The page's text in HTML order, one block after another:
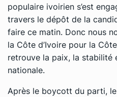
populaire ivoirien s’est
travers le dépôt de la
faire ce matin. Donc nous
la Côte d’Ivoire pour la
retrouve la paix, la stabilité
nationale.
Après le boycott du parti,